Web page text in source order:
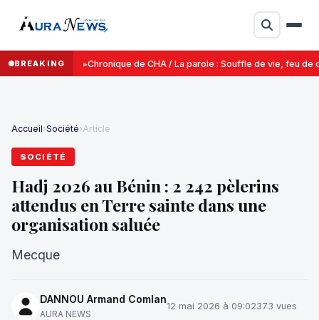
BREAKING Chronique de CHA / La parole : Souffle de vie, feu de
Accueil›Société›Article
SOCIÉTÉ
Hadj 2026 au Bénin : 2 242 pèlerins
attendus en Terre sainte dans une
organisation saluée
Mecque
DANNOU Armand Comlan
AURA NEWS
12 mai 2026 à 09:02373 vues